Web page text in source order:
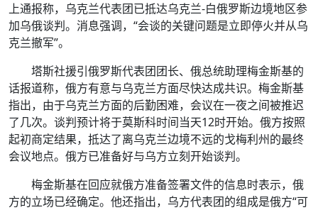
上通报称，乌克兰代表团已抵达乌克兰-白俄罗斯边境地区参
加乌俄谈判。消息强调，“会谈的关键问题是立即停火并从乌
克兰撤军”。
塔斯社援引俄罗斯代表团团长、俄总统助理梅金斯基的
话报道称，俄方有意与乌克兰方面尽快达成共识。梅金斯基
指出，由于乌克兰方面的后勤困难，会议在一夜之间被推迟
了几次。谈判预计将于莫斯科时间当天12时开始。俄方按照
起初商定结果，抵达了离乌克兰边境不远的戈梅利州的最终
会议地点。俄方已准备好与乌方立刻开始谈判。
梅金斯基在回应就俄方准备签署文件的信息时表示，俄
方的立场已经确定。他还指出，乌方代表团的组成是俄方“可